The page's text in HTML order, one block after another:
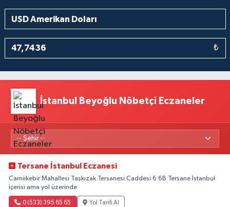
₺
İstanbul Beyoğlu Nöbetçi Eczaneler
Tersane İstanbul Eczanesi
Camiikebir Mahallesi Taşkızak Tersanesi Caddesi 6 6B Tersane İstanbul
içerisi ama yol üzerinde
0 (533) 395 65 65 Yol Tarifi Al